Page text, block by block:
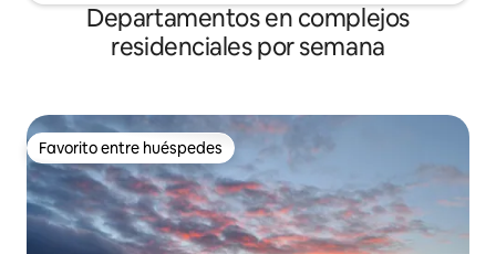
Departamentos en complejos
residenciales por semana
Favorito entre huéspedes
Favorito entre huéspedes